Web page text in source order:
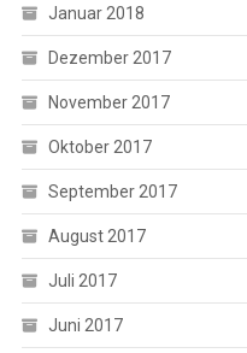
Januar 2018
Dezember 2017
November 2017
Oktober 2017
September 2017
August 2017
Juli 2017
Juni 2017